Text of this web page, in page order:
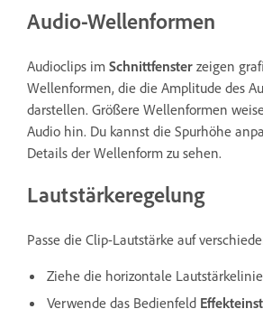
Audio-Wellenformen
Audioclips im Schnittfenster zeigen
Wellenformen, die die Amplitude des
darstellen. Größere Wellenformen
Audio hin. Du kannst die Spurhöhe
Details der Wellenform zu sehen.
Lautstärkeregelung
Passe die Clip-Lautstärke auf
Ziehe die horizontale
Verwende das Bedienfeld